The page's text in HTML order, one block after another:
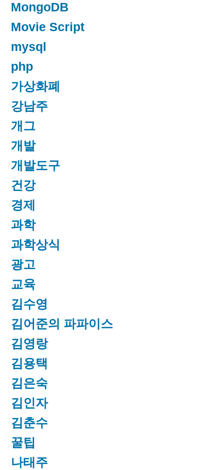
MongoDB
Movie Script
mysql
php
가상화폐
강남주
개그
개발
개발도구
건강
경제
과학
과학상식
광고
교육
김수영
김어준의 파파이스
김영랑
김용택
김은숙
김인자
김춘수
꿀팁
나태주